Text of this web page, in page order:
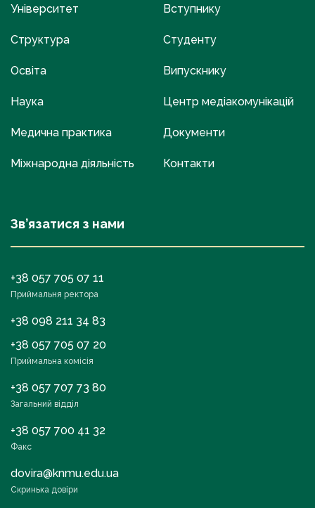
Університет
Структура
Освіта
Наука
Медична практика
Міжнародна діяльність
Вступнику
Студенту
Випускнику
Центр медіакомунікацій
Документи
Контакти
Зв’язатися з нами
+38 057 705 07 11
Приймальня ректора
+38 098 211 34 83
+38 057 705 07 20
Приймальна комісія
+38 057 707 73 80
Загальний відділ
+38 057 700 41 32
Факс
dovira@knmu.edu.ua
Скринька довіри